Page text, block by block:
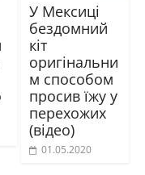
У Мексиці
бездомний
кіт
оригінальни
м способом
просив їжу у
перехожих
(відео)
01.05.2020